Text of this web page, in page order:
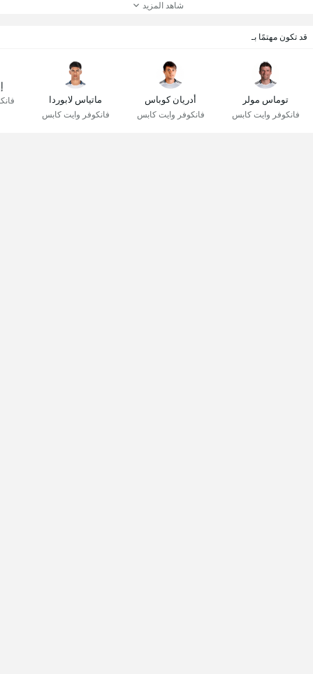
شاهد المزيد
قد تكون مهتمًا بـ
توماس مولر
فانكوفر وايت كابس
أدريان كوباس
فانكوفر وايت كابس
ماتياس لابوردا
فانكوفر وايت كابس